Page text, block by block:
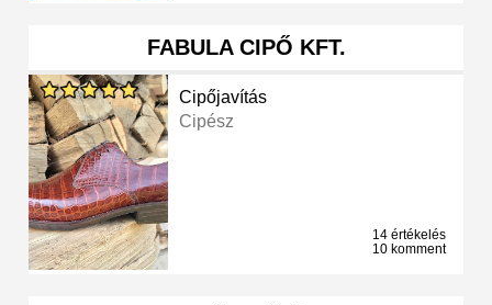
FABULA CIPŐ KFT.
Cipőjavítás
Cipész
14 értékelés
10 komment